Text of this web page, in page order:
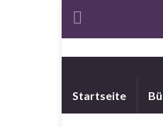
Startseite